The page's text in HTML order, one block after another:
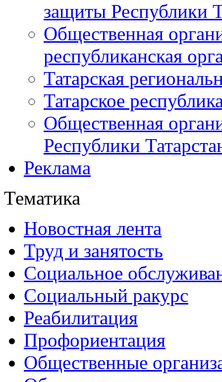
защиты Республики
Общественная
республиканская
Татарская
Татарское
Общественная
Республики
Реклама
Тематика
Новостная лента
Труд и занятость
Социальное
Социальный ракурс
Реабилитация
Профориентация
Общественные